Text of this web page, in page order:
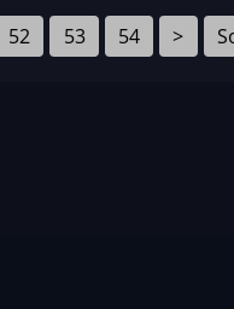
52 53 54 >